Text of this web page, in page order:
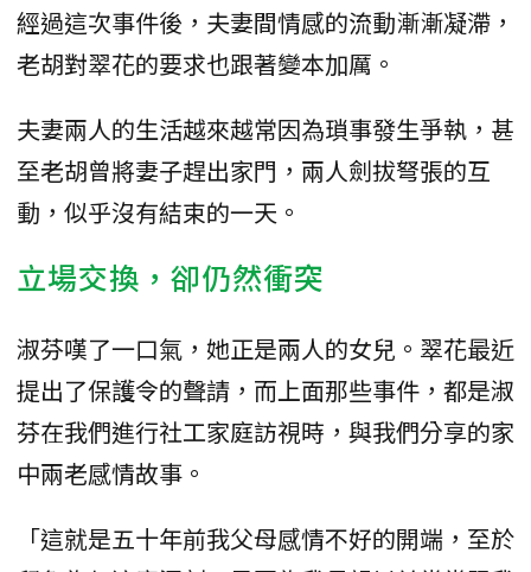
經過這次事件後，夫妻間情感的流動漸漸凝滯，
老胡對翠花的要求也跟著變本加厲。
夫妻兩人的生活越來越常因為瑣事發生爭執，甚
至老胡曾將妻子趕出家門，兩人劍拔弩張的互
動，似乎沒有結束的一天。
立場交換，卻仍然衝突
淑芬嘆了一口氣，她正是兩人的女兒。翠花最近
提出了保護令的聲請，而上面那些事件，都是淑
芬在我們進行社工家庭訪視時，與我們分享的家
中兩老感情故事。
「這就是五十年前我父母感情不好的開端，至於